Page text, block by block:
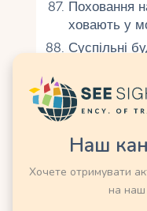
Поховання
ховають у
Суспільні
Одяг
тканин.
з 5–6 років.
Наука та
Наш
Хочете отримувати
на наш